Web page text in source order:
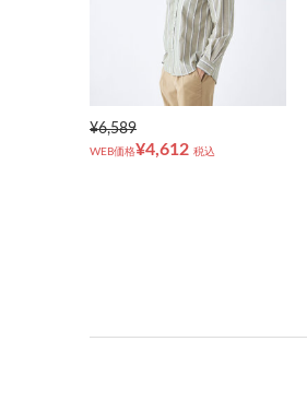
¥6,589
WEB価格¥4,612 税込